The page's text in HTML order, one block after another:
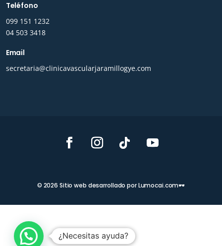
Teléfono
099 151 1232
04 503 3418
Email
secretaria@clinicavascularjaramillogye.com
© 2026 Sitio web desarrollado por Lumocai.com🕶️
¿Necesitas ayuda?